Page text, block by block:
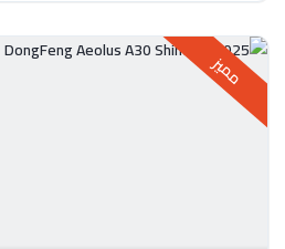
مميز